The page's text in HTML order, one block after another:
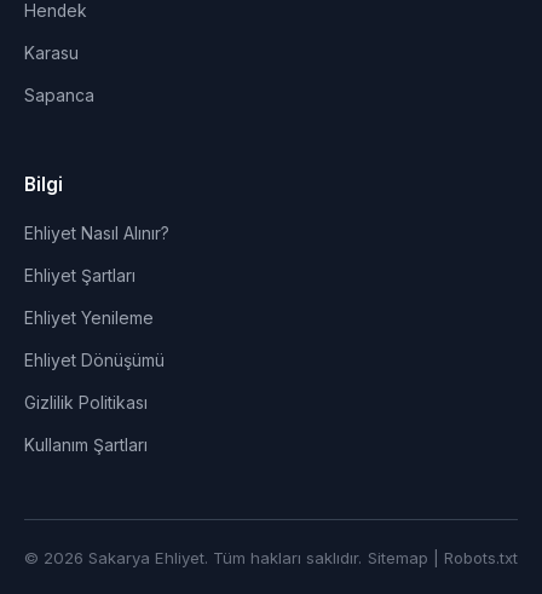
Hendek
Karasu
Sapanca
Bilgi
Ehliyet Nasıl Alınır?
Ehliyet Şartları
Ehliyet Yenileme
Ehliyet Dönüşümü
Gizlilik Politikası
Kullanım Şartları
© 2026 Sakarya Ehliyet. Tüm hakları saklıdır. Sitemap Robots.txt